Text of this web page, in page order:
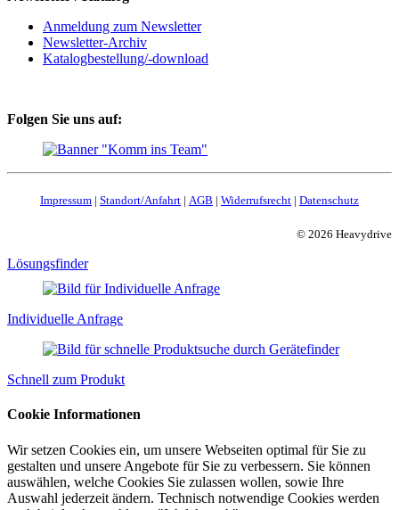
Anmeldung zum Newsletter
Newsletter-Archiv
Katalogbestellung/-download
Folgen Sie uns auf:
Impressum | Standort/Anfahrt | AGB | Widerrufsrecht | Datenschutz
© 2026 Heavydrive
Lösungsfinder
Individuelle Anfrage
Schnell zum Produkt
Cookie Informationen
Wir setzen Cookies ein, um unsere Webseiten optimal für Sie zu
gestalten und unsere Angebote für Sie zu verbessern. Sie können
auswählen, welche Cookies Sie zulassen wollen, sowie Ihre
Auswahl jederzeit ändern. Technisch notwendige Cookies werden